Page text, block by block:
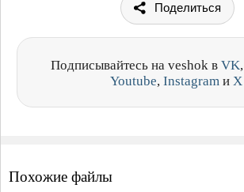
Поделиться
Подписывайтесь на veshok в VK,
Youtube, Instagram и X
Похожие файлы